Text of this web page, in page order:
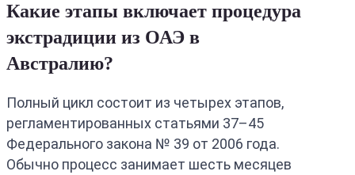
Какие этапы включает процедура
экстрадиции из ОАЭ в
Австралию?
Полный цикл состоит из четырех этапов,
регламентированных статьями 37–45
Федерального закона № 39 от 2006 года.
Обычно процесс занимает шесть месяцев